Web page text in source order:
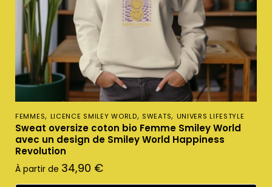
FEMMES, LICENCE SMILEY WORLD, SWEATS, UNIVERS LIFESTYLE
Sweat oversize coton bio Femme Smiley World
avec un design de Smiley World Happiness
Revolution
À partir de 34,90 €